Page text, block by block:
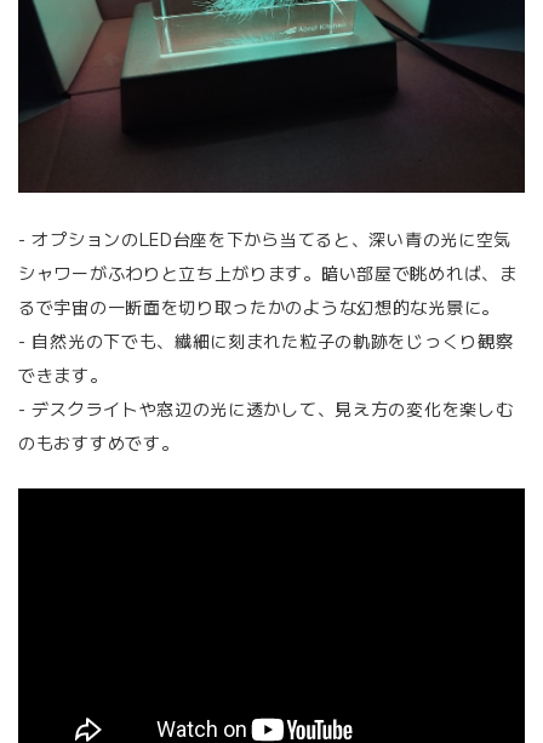
- オプションのLED台座を下から当てると、深い青の光に空気
シャワーがふわりと立ち上がります。暗い部屋で眺めれば、ま
るで宇宙の一断面を切り取ったかのような幻想的な光景に。
- 自然光の下でも、繊細に刻まれた粒子の軌跡をじっくり観察
できます。
- デスクライトや窓辺の光に透かして、見え方の変化を楽しむ
のもおすすめです。